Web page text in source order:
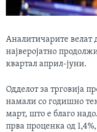
Аналитичарите велат
најверојатно
квартал април-јуни.
Одделот за трговија
намали со годишно
март, што е благо
прва проценка од